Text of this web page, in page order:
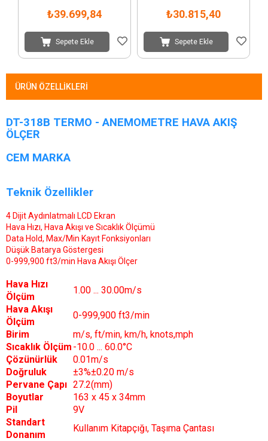
₺39.699,84
Sepete Ekle
₺30.815,40
Sepete Ekle
ÜRÜN ÖZELLIKLERI
DT-318B TERMO - ANEMOMETRE HAVA AKIŞ
ÖLÇER
CEM MARKA
Teknik Özellikler
4 Dijit Aydınlatmalı LCD Ekran
Hava Hızı, Hava Akışı ve Sıcaklık Ölçümü
Data Hold, Max/Min Kayıt Fonksiyonları
Düşük Batarya Göstergesi
0-999,900 ft3/min Hava Akışı Ölçer
Hava Hızı
Ölçüm
1.00 ... 30.00m/s
Hava Akışı
Ölçüm
0-999,900 ft3/min
Birim
m/s, ft/min, km/h, knots,mph
Sıcaklık Ölçüm -10.0 ... 60.0°C
Çözünürlük
0.01m/s
Doğruluk
±3%±0.20 m/s
Pervane Çapı 27.2(mm)
Boyutlar
163 x 45 x 34mm
Pil
9V
Standart
Donanım
Kullanım Kitapçığı, Taşıma Çantası